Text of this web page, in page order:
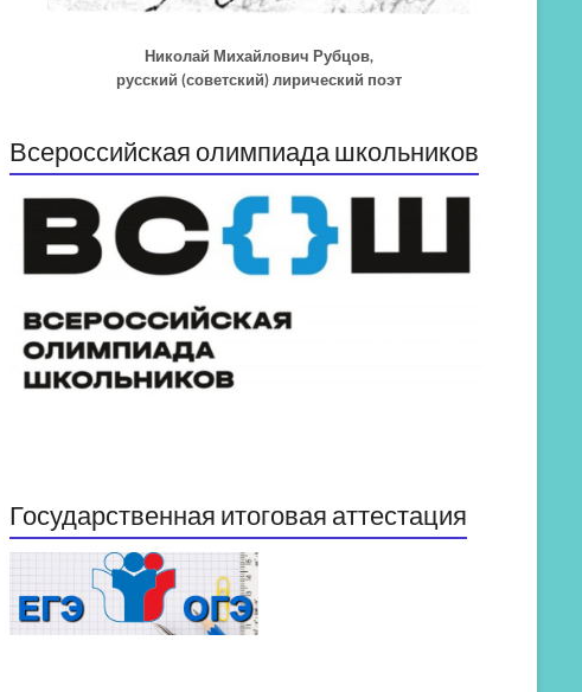
Николай Михайлович Рубцов,
русский (советский) лирический поэт
Всероссийская олимпиада школьников
Государственная итоговая аттестация